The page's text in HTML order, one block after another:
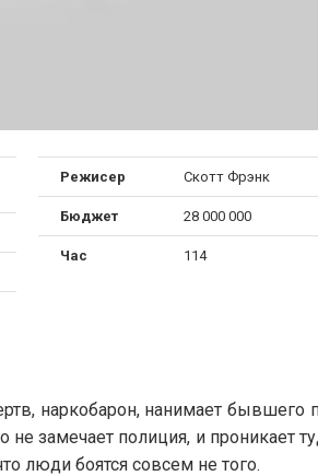
Режисер Скотт Фрэнк
Бюджет 28 000 000
Час 114
наркобарон, нанимает бывшего
замечает полиция, и проникает
люди боятся совсем не того.